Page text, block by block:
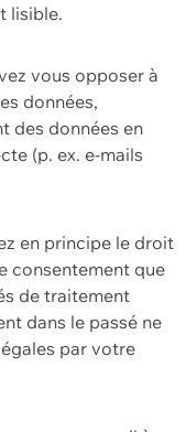
lisible.
vous opposer à
données,
des données en
(p. ex. e-mails
en principe le droit
consentement que
de traitement
dans le passé ne
par votre